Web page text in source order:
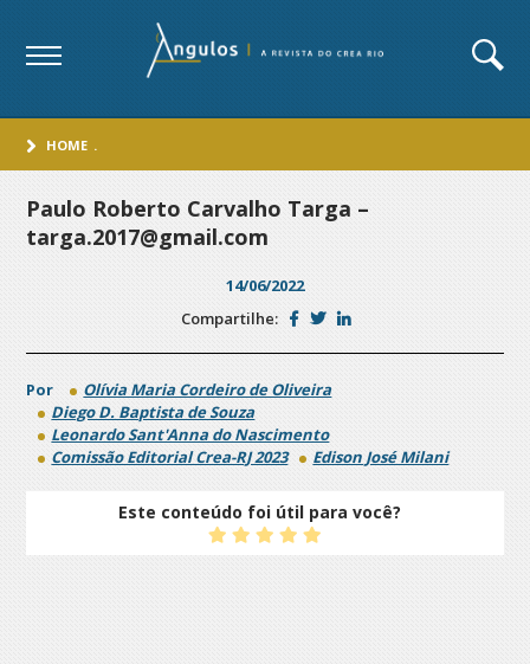
HOME .
Paulo Roberto Carvalho Targa –
targa.2017@gmail.com
14/06/2022
Compartilhe:
Por
Olívia Maria Cordeiro de Oliveira
Diego D. Baptista de Souza
Leonardo Sant'Anna do Nascimento
Comissão Editorial Crea-RJ 2023
Edison José Milani
Este conteúdo foi útil para você?